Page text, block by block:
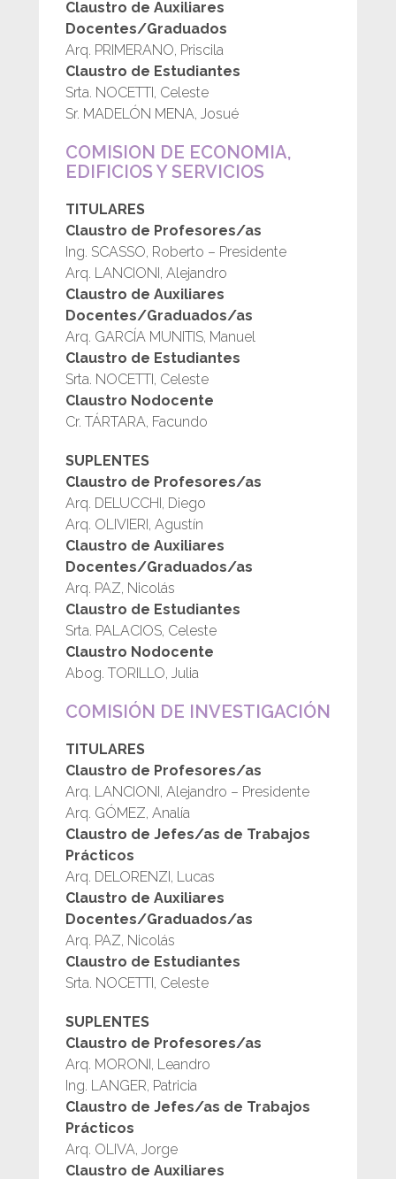
Claustro de Auxiliares
Docentes/Graduados
Arq. PRIMERANO, Priscila
Claustro de Estudiantes
Srta. NOCETTI, Celeste
Sr. MADELÓN MENA, Josué
COMISION DE ECONOMIA,
EDIFICIOS Y SERVICIOS
TITULARES
Claustro de Profesores/as
Ing. SCASSO, Roberto – Presidente
Arq. LANCIONI, Alejandro
Claustro de Auxiliares
Docentes/Graduados/as
Arq. GARCÍA MUNITIS, Manuel
Claustro de Estudiantes
Srta. NOCETTI, Celeste
Claustro Nodocente
Cr. TÁRTARA, Facundo
SUPLENTES
Claustro de Profesores/as
Arq. DELUCCHI, Diego
Arq. OLIVIERI, Agustín
Claustro de Auxiliares
Docentes/Graduados/as
Arq. PAZ, Nicolás
Claustro de Estudiantes
Srta. PALACIOS, Celeste
Claustro Nodocente
Abog. TORILLO, Julia
COMISIÓN DE INVESTIGACIÓN
TITULARES
Claustro de Profesores/as
Arq. LANCIONI, Alejandro – Presidente
Arq. GÓMEZ, Analía
Claustro de Jefes/as de Trabajos
Prácticos
Arq. DELORENZI, Lucas
Claustro de Auxiliares
Docentes/Graduados/as
Arq. PAZ, Nicolás
Claustro de Estudiantes
Srta. NOCETTI, Celeste
SUPLENTES
Claustro de Profesores/as
Arq. MORONI, Leandro
Ing. LANGER, Patricia
Claustro de Jefes/as de Trabajos
Prácticos
Arq. OLIVA, Jorge
Claustro de Auxiliares